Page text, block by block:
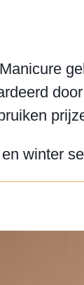
winter